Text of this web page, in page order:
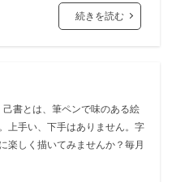
続きを読む
書とは、筆ペンで味のある絵
上手い、下手はありません。字
楽しく描いてみませんか？毎月